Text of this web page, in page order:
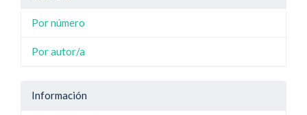
Por número
Por autor/a
Información